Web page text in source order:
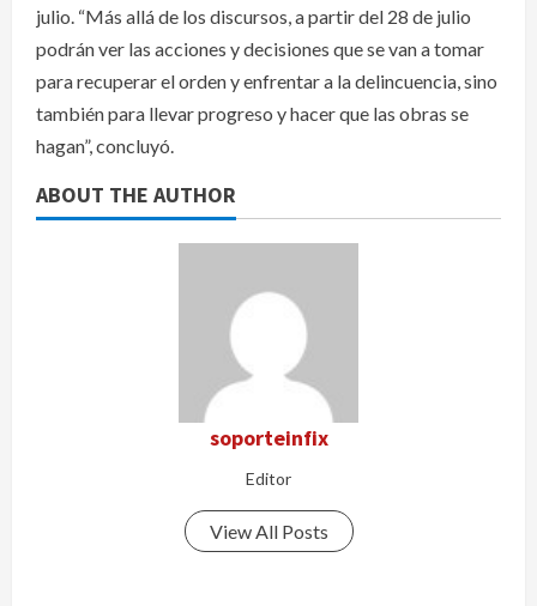
julio. “Más allá de los discursos, a partir del 28 de julio
podrán ver las acciones y decisiones que se van a tomar
para recuperar el orden y enfrentar a la delincuencia, sino
también para llevar progreso y hacer que las obras se
hagan”, concluyó.
ABOUT THE AUTHOR
soporteinfix
Editor
View All Posts